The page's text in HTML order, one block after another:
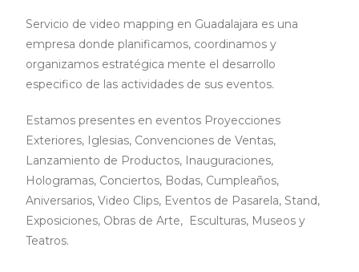
Servicio de video mapping en Guadalajara es una
empresa donde planificamos, coordinamos y
organizamos estratégica mente el desarrollo
especifico de las actividades de sus eventos.
Estamos presentes en eventos Proyecciones
Exteriores, Iglesias, Convenciones de Ventas,
Lanzamiento de Productos, Inauguraciones,
Hologramas, Conciertos, Bodas, Cumpleaños,
Aniversarios, Video Clips, Eventos de Pasarela, Stand,
Exposiciones, Obras de Arte, Esculturas, Museos y
Teatros.